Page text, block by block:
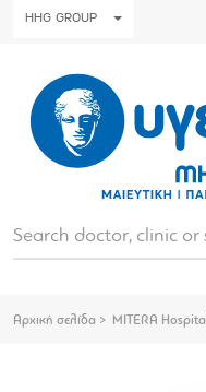
HHG GROUP
Αρχική σελίδα MITERA Hospital